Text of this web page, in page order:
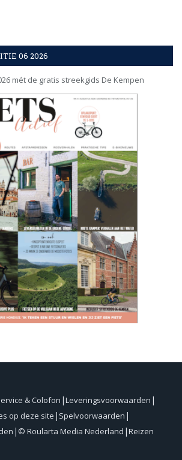
06 2026
mét de gratis streekgids De Kempen
& Colofon Leveringsvoorwaarden
op deze site Spelvoorwaarden
© Roularta Media Nederland Reizen